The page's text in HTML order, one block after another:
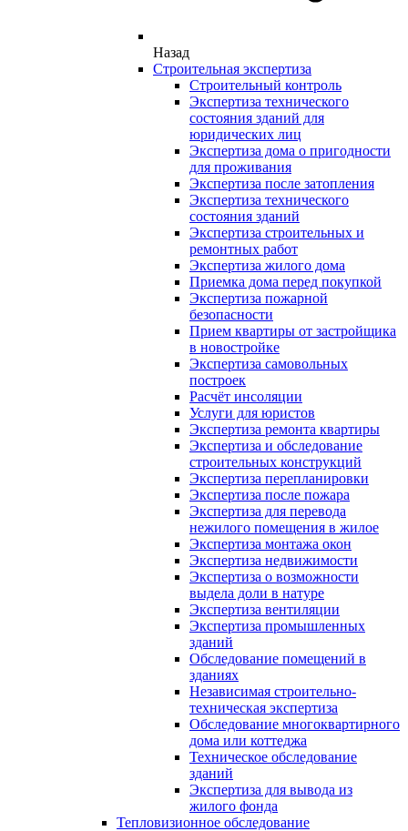
Назад
Строительная экспертиза
Строительный контроль
Экспертиза технического
состояния зданий для
юридических лиц
Экспертиза дома о пригодности
для проживания
Экспертиза после затопления
Экспертиза технического
состояния зданий
Экспертиза строительных и
ремонтных работ
Экспертиза жилого дома
Приемка дома перед покупкой
Экспертиза пожарной
безопасности
Прием квартиры от застройщика
в новостройке
Экспертиза самовольных
построек
Расчёт инсоляции
Услуги для юристов
Экспертиза ремонта квартиры
Экспертиза и обследование
строительных конструкций
Экспертиза перепланировки
Экспертиза после пожара
Экспертиза для перевода
нежилого помещения в жилое
Экспертиза монтажа окон
Экспертиза недвижимости
Экспертиза о возможности
выдела доли в натуре
Экспертиза вентиляции
Экспертиза промышленных
зданий
Обследование помещений в
зданиях
Независимая строительно-
техническая экспертиза
Обследование многоквартирного
дома или коттеджа
Техническое обследование
зданий
Экспертиза для вывода из
жилого фонда
Тепловизионное обследование